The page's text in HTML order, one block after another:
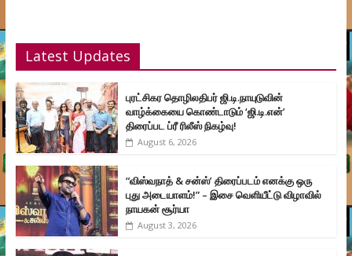
Latest Updates
புரட்சிகர தொழிலதிபர் ஜி.டி.நாயுடுவின்
வாழ்க்கையை கொண்டாடும் ‘ஜி.டி.என்’
திரைப்பட ப்ரீ ரிலீஸ் நிகழ்வு!
August 6, 2026
“விஸ்வநாத் & சன்ஸ்’ திரைப்படம் எனக்கு ஒரு
புது அடையாளம்!” – இசை வெளியீட்டு விழாவில்
நாயகன் சூர்யா
August 3, 2026